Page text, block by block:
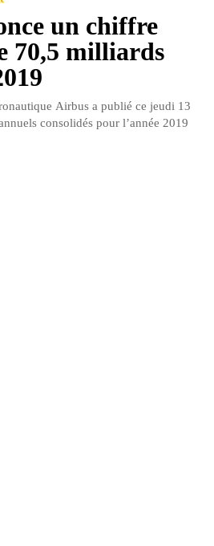
un chiffre
70,5 milliards
Airbus a publié ce jeudi 13
consolidés pour l’année 2019